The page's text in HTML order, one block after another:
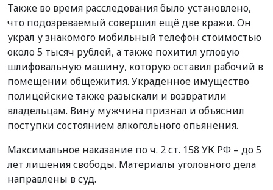
Также во время расследования было установлено,
что подозреваемый совершил ещё две кражи. Он
украл у знакомого мобильный телефон стоимостью
около 5 тысяч рублей, а также похитил угловую
шлифовальную машину, которую оставил рабочий в
помещении общежития. Украденное имущество
полицейские также разыскали и возвратили
владельцам. Вину мужчина признал и объяснил
поступки состоянием алкогольного опьянения.
Максимальное наказание по ч. 2 ст. 158 УК РФ – до 5
лет лишения свободы. Материалы уголовного дела
направлены в суд.